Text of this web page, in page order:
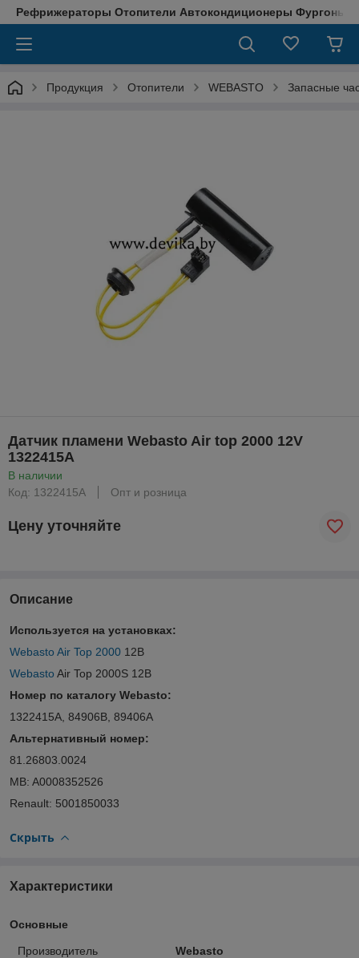
Рефрижераторы Отопители Автокондиционеры Фургоны
Продукция Отопители WEBASTO Запасные
Датчик пламени Webasto Air top 2000 12V
1322415A
В наличии
Код: 1322415A
Опт и розница
Цену уточняйте
Описание
Используется на установках:
Webasto Air Top 2000 12В
Webasto Air Top 2000S 12В
Номер по каталогу Webasto:
1322415A, 84906B, 89406A
Альтернативный номер:
81.26803.0024
MB: A0008352526
Renault: 5001850033
Скрыть
Характеристики
Основные
Производитель
Webasto